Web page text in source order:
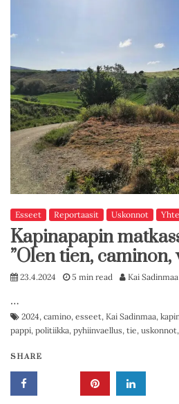
Esseet Reportaasit Uskonnot
Kapinapapin
”Olen tien, caminon,
23.4.2024 5 min read Kai Sadinmaa
…
2024, camino, esseet, Kai Sadinmaa,
pappi, politiikka, pyhiinvaellus, tie, uskonnot,
SHARE